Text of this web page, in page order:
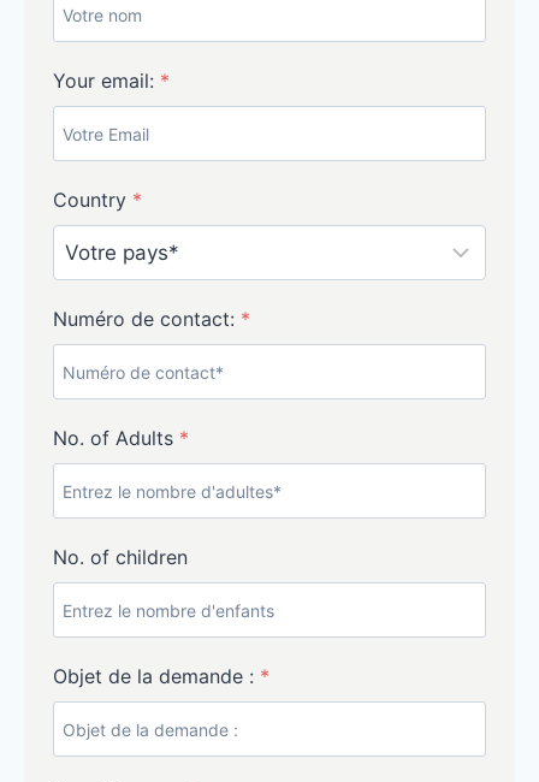
Your email: *
Country *
Numéro de contact: *
No. of Adults *
No. of children
Objet de la demande : *